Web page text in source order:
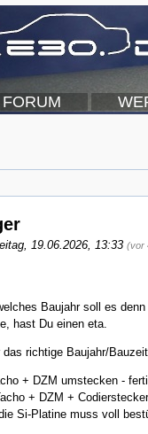
FORUM
19.06.2026, 13:33 (vor
Baujahr soll es
hast Du einen eta.
richtige Baujahr/
+ DZM umstecken -
+ DZM +
Si-Platine muss voll